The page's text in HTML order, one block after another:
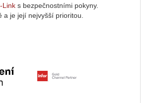
Link s bezpečnostními pokyny.
je její nejvyšší prioritou.